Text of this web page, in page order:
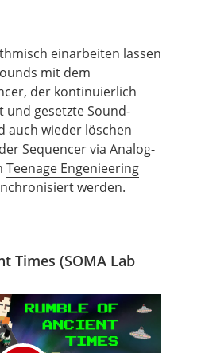
einarbeiten lassen
mit dem
der kontinuierlich
und gesetzte Sound-
auch wieder löschen
Sequencer via Analog-
Teenage Engenieering
werden.
Times (SOMA Lab